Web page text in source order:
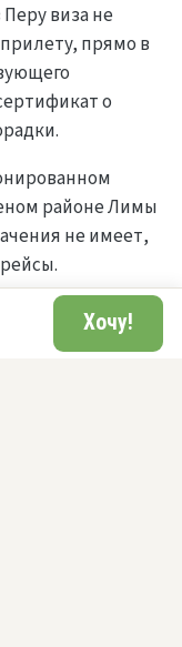
виза не
прямо в
о
районе Лимы
не имеет,
Баллестас,
Хочу!